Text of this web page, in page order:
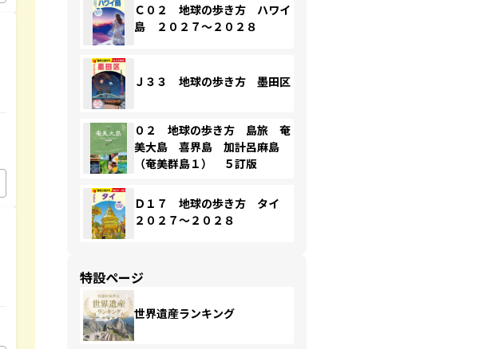
Ｃ０２ 地球の歩き方 ハワイ
島 ２０２７～２０２８
Ｊ３３ 地球の歩き方 墨田区
０２ 地球の歩き方 島旅 奄
美大島 喜界島 加計呂麻島
（奄美群島１） ５訂版
Ｄ１７ 地球の歩き方 タイ
２０２７～２０２８
特設ページ
世界遺産ランキング